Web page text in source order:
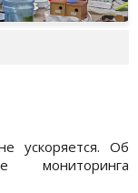
ускоряется. Об
мониторинга